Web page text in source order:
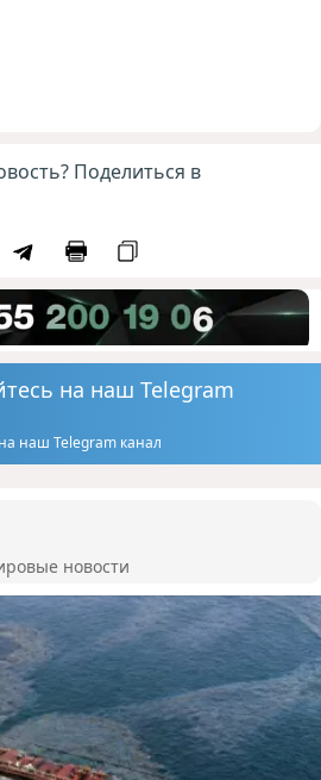
Поделиться в
на наш Telegram
наш Telegram канал
новости